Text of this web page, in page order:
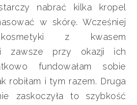
nabrać kilka kropel
w skórę. Wcześniej
kosmetyki z kwasem
i zawsze przy okazji ich
fundowałam sobie
robiłam i tym razem. Druga
zaskoczyła to szybkość